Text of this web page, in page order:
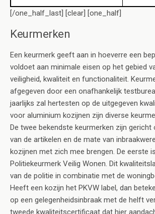
[/one_half_last] [clear] [one_half]
Keurmerken
Een keurmerk geeft aan in hoeverre een
voldoet aan minimale eisen op het gebied
veiligheid, kwaliteit en functionaliteit.
afgegeven door een onafhankelijk
jaarlijks zal hertesten op de uitgegeven
voor aluminium kozijnen zijn diverse
De twee bekendste keurmerken zijn gericht
van de artikelen en de mate van
kozijnen met zich mee brengen. De eerste
Politiekeurmerk Veilig Wonen. Dit
van de politie in combinatie met de
Heeft een kozijn het PKVW label, dan
op een gelegenheidsinbraak met de helft
tweede kwaliteitscertificaat dat hier